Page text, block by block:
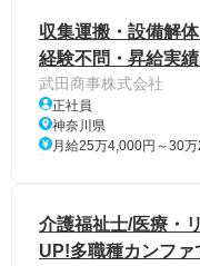
収集運搬・設備解
経験不問・昇給実績
武田商事株式会社
正社員
神奈川県
月給25万4,000円～30
介護福祉士/医療・
UP!多職種カンフ